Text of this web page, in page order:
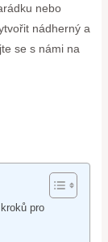
nebo
nádherný a
se s námi na
pro